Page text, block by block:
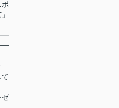
ポ
て
ゼ